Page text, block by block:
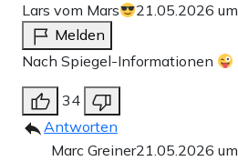
Lars vom Mars 21.05.2026
Melden
Nach Spiegel-Informationen
34
Antworten
Marc Greiner21.05.2026